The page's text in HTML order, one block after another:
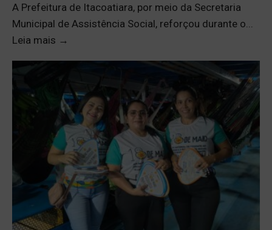
A Prefeitura de Itacoatiara, por meio da Secretaria
Municipal de Assistência Social, reforçou durante o
Leia mais →